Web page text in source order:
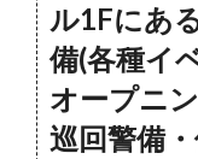
ル1Fにあ
備(各種イ
オープニ
巡回警備